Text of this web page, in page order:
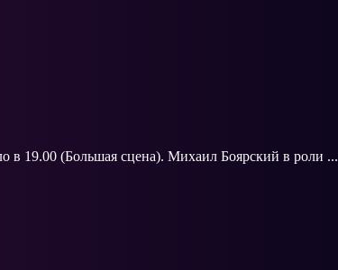
в 19.00 (Большая сцена). Михаил Боярский в роли ...